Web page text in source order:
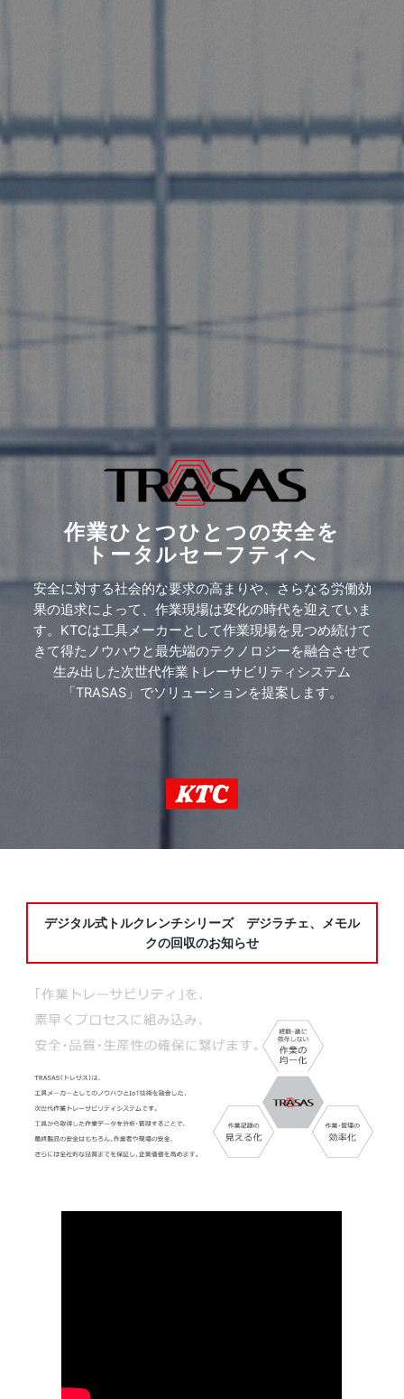
作業ひとつひとつの安全を
トータルセーフティへ
安全に対する社会的な要求の高まりや、さらなる労働効
果の追求によって、 作業現場は変化の時代を迎えていま
す。 KTCは工具メーカーとして作業現場を見つめ続けて
きて得たノウハウと最先端のテクノロジーを融合させて
生み出した次世代作業トレーサビリティシステム
「TRASAS」でソリューションを提案します。
デジタル式トルクレンチシリーズ デジラチェ、メモル
クの回収のお知らせ